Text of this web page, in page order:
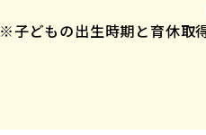
※子どもの出生時期と育休取